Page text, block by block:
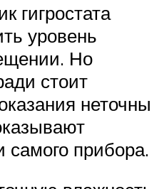
гигростата
уровень
Но
стоит
неточны
самого прибора.